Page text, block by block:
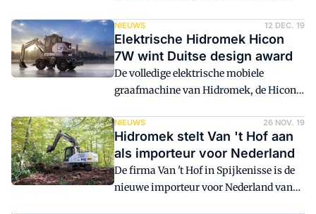
Hof kondigt dit aan.
NIEUWS 12 DEC. 19
Elektrische Hidromek Hicon
7W wint Duitse design award
De volledige elektrische mobiele
graafmachine van Hidromek, de Hicon
Award 2020. De award, toegekend door
de Duitse Design Council, wordt
uitgereikt aan projecten die
baanbrekende bijdragen leveren op het
gebied van internationaal design.
NIEUWS 26 NOV. 19
Hidromek stelt Van 't Hof aan
als importeur voor Nederland
De firma Van 't Hof in Spijkenisse is de
nieuwe importeur voor Nederland van